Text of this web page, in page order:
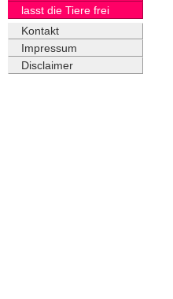
lasst die Tiere frei
Kontakt
Impressum
Disclaimer